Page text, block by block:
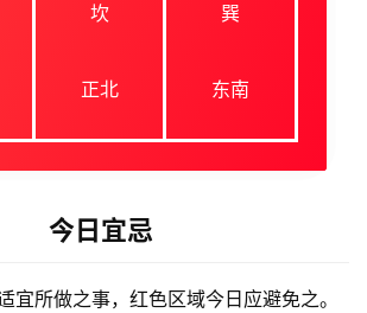
坎
正北
巽
东南
今日宜忌
宜所做之事，红色区域今日应避免之。